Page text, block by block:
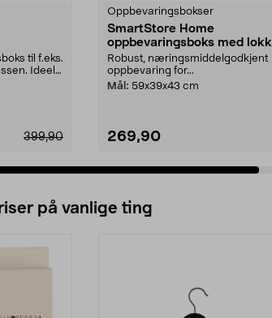
til f.eks.
Ideell
399,90
Oppbevaringsbokser
SmartStore Home
oppbevaringsboks med lokk
Robust, næringsmiddelgodkjent
oppbevaring for...
Mål: 59x39x43 cm
269,90
på vanlige ting